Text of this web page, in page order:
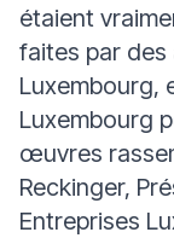
étaient
faites par
Luxembourg,
Luxembourg
œuvres
Reckinger,
Entreprises